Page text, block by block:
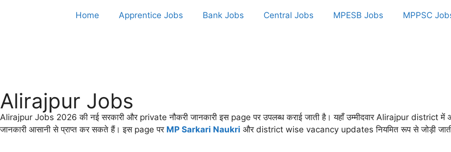
Home Apprentice Jobs Bank Jobs Central Jobs MPESB Jobs MPPSC
Alirajpur Jobs
Alirajpur Jobs 2026 की नई सरकारी और private नौकरी जानकारी इस page पर उपलब्ध कराई जाती है। यहाँ उम्मीदवार Alirajpur
जानकारी आसानी से प्राप्त कर सकते हैं। इस page पर MP Sarkari Naukri और district wise vacancy updates नियमित रूप से जोड़ी जाती हैं